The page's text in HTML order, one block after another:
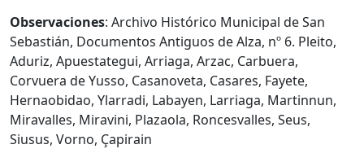
Observaciones: Archivo Histórico Municipal de San
Sebastián, Documentos Antiguos de Alza, nº 6. Pleito,
Aduriz, Apuestategui, Arriaga, Arzac, Carbuera,
Corvuera de Yusso, Casanoveta, Casares, Fayete,
Hernaobidao, Ylarradi, Labayen, Larriaga, Martinnun,
Miravalles, Miravini, Plazaola, Roncesvalles, Seus,
Siusus, Vorno, Çapirain